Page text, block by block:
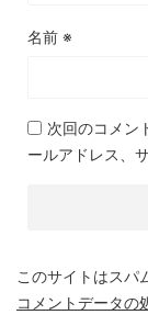
名前 ※
次回のコメン
ールアドレス、
このサイトはスパ
コメントデータの